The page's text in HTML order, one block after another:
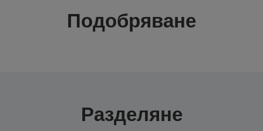
Подобряване
Разделяне